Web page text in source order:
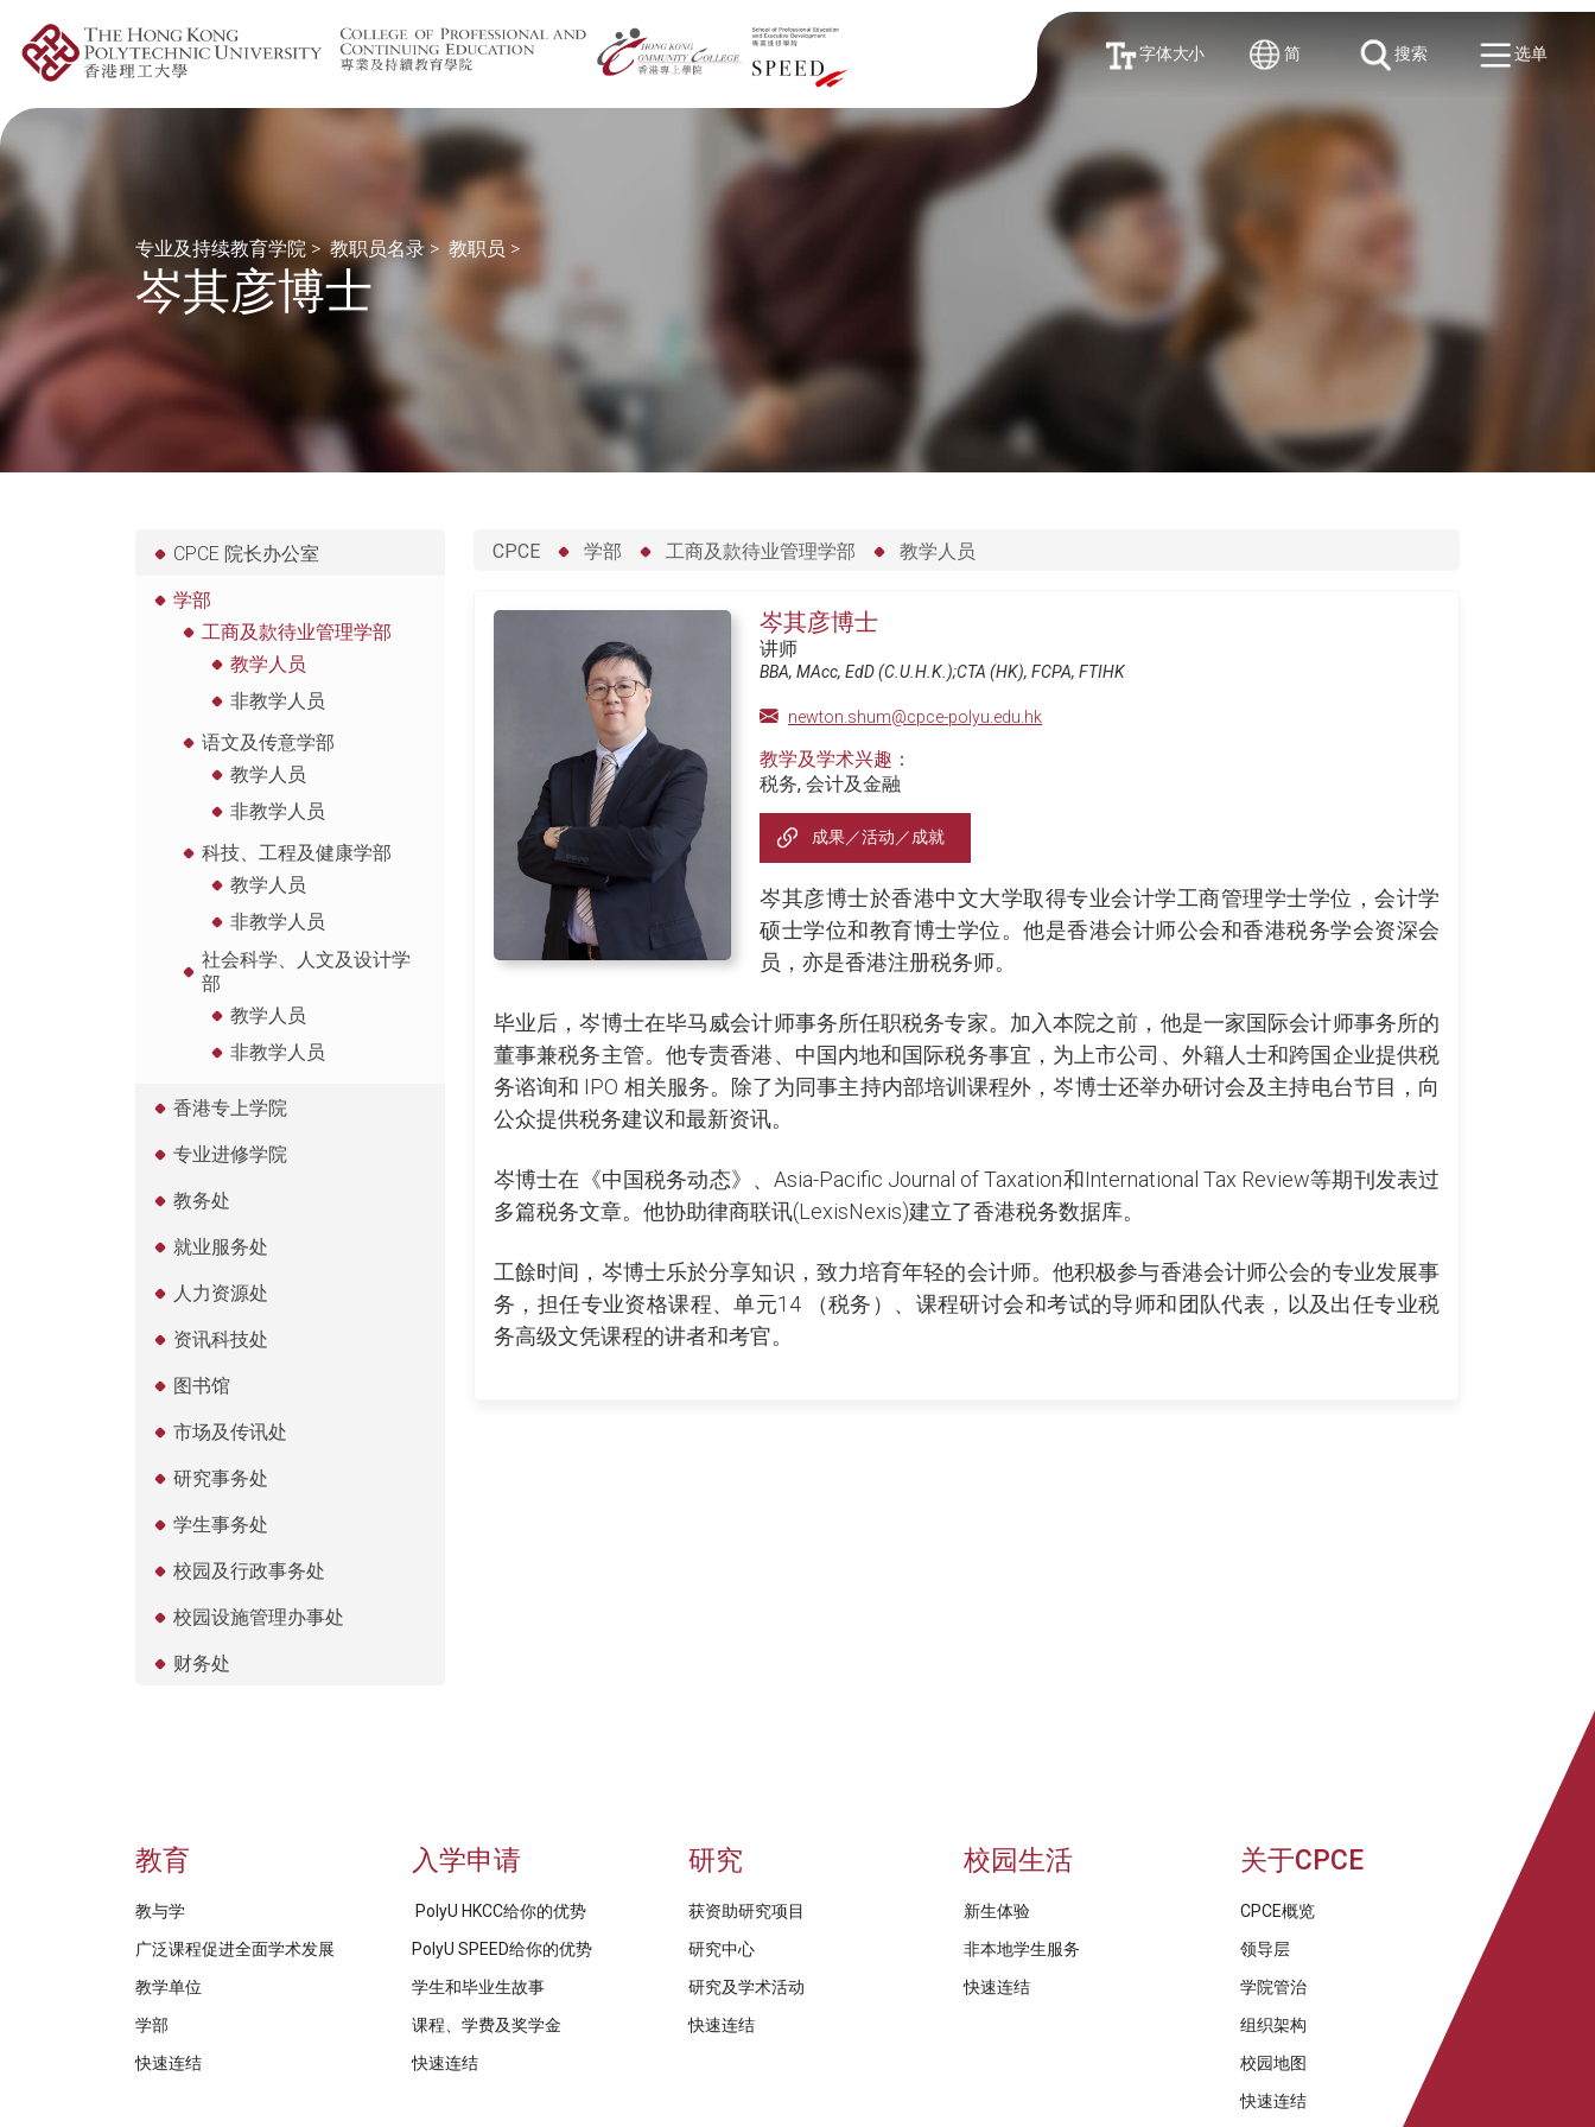
字体大小 简 搜索 选单
专业及持续教育学院 > 教职员名录 > 教职员 >
岑其彦博士
CPCE 院长办公室
学部
工商及款待业管理学部
教学人员
非教学人员
语文及传意学部
教学人员
非教学人员
科技、工程及健康学部
教学人员
非教学人员
社会科学、人文及设计学
部
教学人员
非教学人员
香港专上学院
专业进修学院
教务处
就业服务处
人力资源处
资讯科技处
图书馆
市场及传讯处
研究事务处
学生事务处
校园及行政事务处
校园设施管理办事处
财务处
CPCE 学部 工商及款待业管理学部 教学人员
岑其彦博士
讲师
BBA, MAcc, EdD (C.U.H.K.);CTA (HK), FCPA, FTIHK
newton.shum@cpce-polyu.edu.hk
教学及学术兴趣：
税务, 会计及金融
成果／活动／成就
岑其彦博士於香港中文大学取得专业会计学工商管理学士学位，会计学
硕士学位和教育博士学位。他是香港会计师公会和香港税务学会资深会
员，亦是香港注册税务师。
毕业后，岑博士在毕马威会计师事务所任职税务专家。加入本院之前，他是一家国际会计师事务所的
董事兼税务主管。他专责香港、中国内地和国际税务事宜，为上市公司、外籍人士和跨国企业提供税
务谘询和 IPO 相关服务。除了为同事主持内部培训课程外，岑博士还举办研讨会及主持电台节目，向
公众提供税务建议和最新资讯。
岑博士在《中国税务动态》、Asia-Pacific Journal of Taxation和International Tax Review等期刊发表过
多篇税务文章。他协助律商联讯(LexisNexis)建立了香港税务数据库。
工餘时间，岑博士乐於分享知识，致力培育年轻的会计师。他积极参与香港会计师公会的专业发展事
务，担任专业资格课程、单元14 （税务）、课程研讨会和考试的导师和团队代表，以及出任专业税
务高级文凭课程的讲者和考官。
教育
教与学
广泛课程促进全面学术发展
教学单位
学部
快速连结
入学申请
PolyU HKCC给你的优势
PolyU SPEED给你的优势
学生和毕业生故事
课程、学费及奖学金
快速连结
研究
获资助研究项目
研究中心
研究及学术活动
快速连结
校园生活
新生体验
非本地学生服务
快速连结
关于CPCE
CPCE概览
领导层
学院管治
组织架构
校园地图
快速连结